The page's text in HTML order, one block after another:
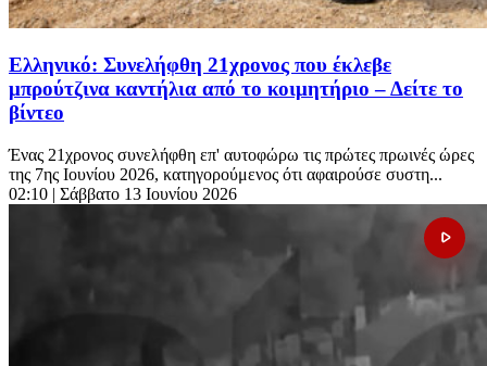
Ελληνικό: Συνελήφθη 21χρονος που έκλεβε
μπρούτζινα καντήλια από το κοιμητήριο – Δείτε το
βίντεο
Ένας 21χρονος συνελήφθη επ' αυτοφώρω τις πρώτες πρωινές ώρες
της 7ης Ιουνίου 2026, κατηγορούμενος ότι αφαιρούσε συστη...
02:10 | Σάββατο 13 Ιουνίου 2026